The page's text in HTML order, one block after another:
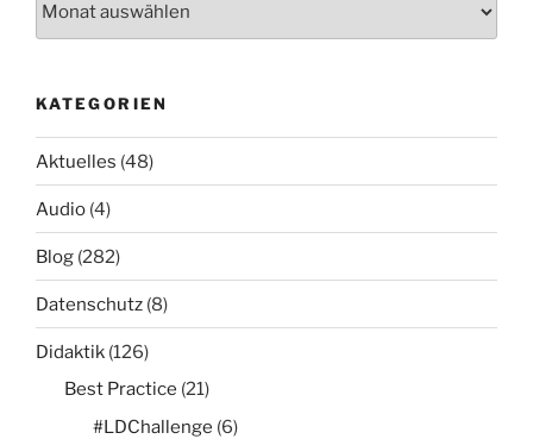
KATEGORIEN
Aktuelles (48)
Audio (4)
Blog (282)
Datenschutz (8)
Didaktik (126)
Best Practice (21)
#LDChallenge (6)